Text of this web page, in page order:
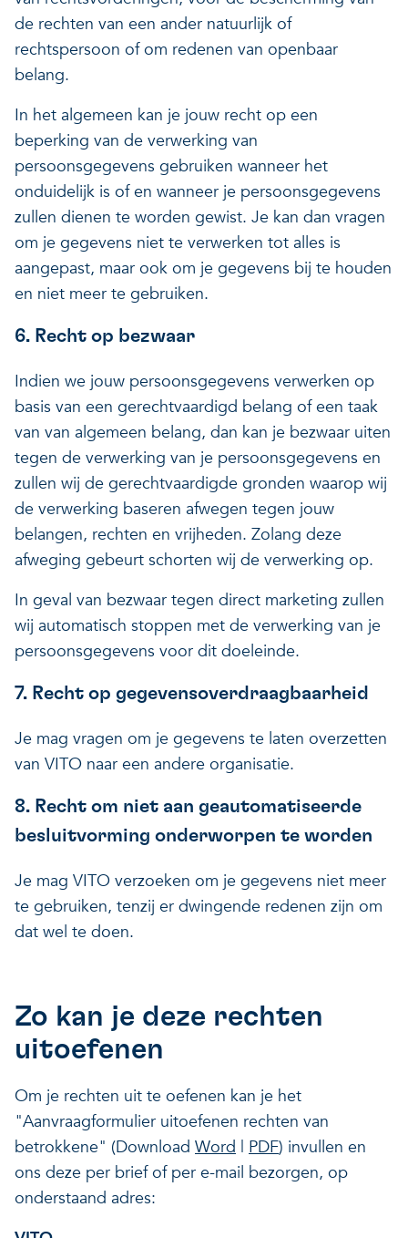
de rechten van een ander natuurlijk of
rechtspersoon of om redenen van openbaar
belang.
In het algemeen kan je jouw recht op een
beperking van de verwerking van
persoonsgegevens gebruiken wanneer het
onduidelijk is of en wanneer je persoonsgegevens
zullen dienen te worden gewist. Je kan dan vragen
om je gegevens niet te verwerken tot alles is
aangepast, maar ook om je gegevens bij te houden
en niet meer te gebruiken.
6. Recht op bezwaar
Indien we jouw persoonsgegevens verwerken op
basis van een gerechtvaardigd belang of een taak
van van algemeen belang, dan kan je bezwaar uiten
tegen de verwerking van je persoonsgegevens en
zullen wij de gerechtvaardigde gronden waarop wij
de verwerking baseren afwegen tegen jouw
belangen, rechten en vrijheden. Zolang deze
afweging gebeurt schorten wij de verwerking op.
In geval van bezwaar tegen direct marketing zullen
wij automatisch stoppen met de verwerking van je
persoonsgegevens voor dit doeleinde.
7. Recht op gegevensoverdraagbaarheid
Je mag vragen om je gegevens te laten overzetten
van VITO naar een andere organisatie.
8. Recht om niet aan geautomatiseerde
besluitvorming onderworpen te worden
Je mag VITO verzoeken om je gegevens niet meer
te gebruiken, tenzij er dwingende redenen zijn om
dat wel te doen.
Zo kan je deze rechten
uitoefenen
Om je rechten uit te oefenen kan je het
"Aanvraagformulier uitoefenen rechten van
betrokkene" (Download Word | PDF) invullen en
ons deze per brief of per e-mail bezorgen, op
onderstaand adres: